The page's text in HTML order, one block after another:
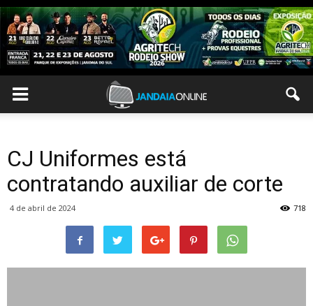
CJ Uniformes está
contratando auxiliar de corte
4 de abril de 2024 718